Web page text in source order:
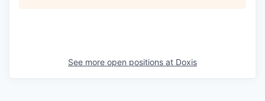
See more open positions at Doxis